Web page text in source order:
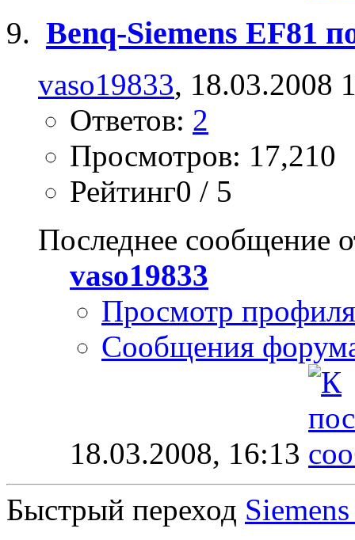
Benq-Siemens EF81
vaso19833, 18.03.2008
Ответов: 2
Просмотров: 17,210
Рейтинг0 / 5
Последнее сообщение
vaso19833
Просмотр профиля
Сообщения
18.03.2008, 16:13
Быстрый переход